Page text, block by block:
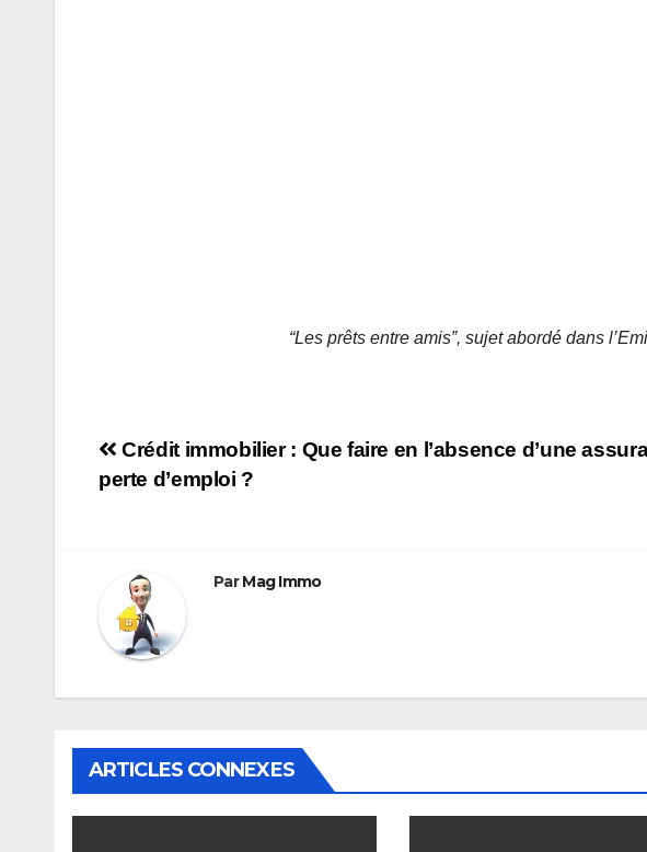
“Les prêts entre amis”, sujet abordé dans
Navigation
de
Crédit immobilier : Que faire en l’absence d’une
perte d’emploi ?
ParMag Immo
ARTICLES CONNEXES